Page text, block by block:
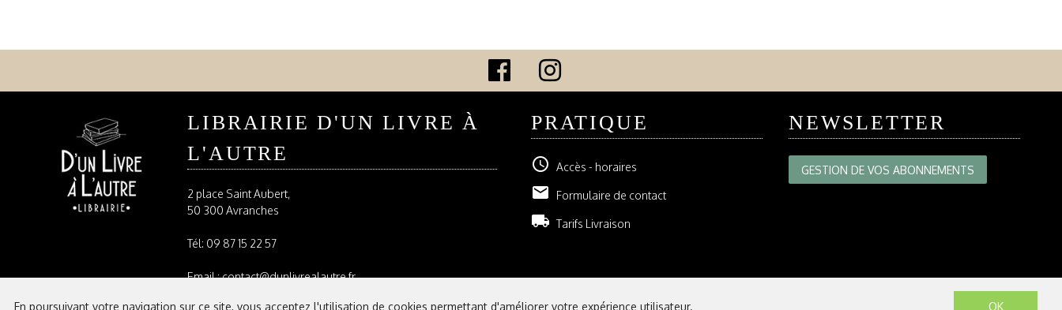
LIBRAIRIE D'UN LIVRE À
L'AUTRE
2 place Saint Aubert,
50 300 Avranches
Tél: 09 87 15 22 57
Email : contact@dunlivrealautre.fr
PRATIQUE
schedule Accès - horaires
email Formulaire de contact
local_shipping Tarifs Livraison
NEWSLETTER
GESTION DE VOS ABONNEMENTS
En poursuivant votre navigation sur ce site, vous acceptez l'utilisation de cookies permettant d'améliorer votre expérience utilisateur. OK